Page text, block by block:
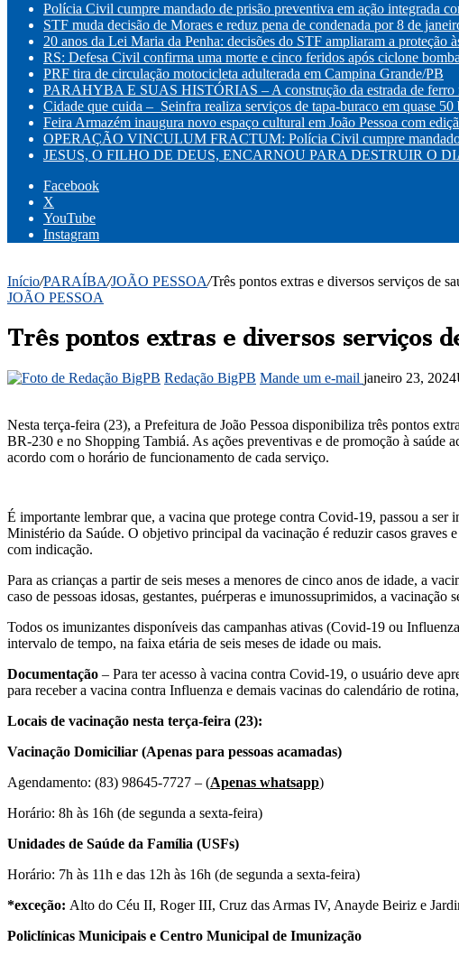
Polícia Civil cumpre mandado de prisão preventiva em ação integrada
STF muda decisão de Moraes e reduz pena de condenada por 8 de
20 anos da Lei Maria da Penha: decisões do STF ampliaram a proteção
RS: Defesa Civil confirma uma morte e cinco feridos após ciclone bomba
PRF tira de circulação motocicleta adulterada em Campina Grande/PB
PARAHYBA E SUAS HISTÓRIAS – A construção da estrada de ferro
Cidade que cuida – Seinfra realiza serviços de tapa-buraco em quase 50
Feira Armazém inaugura novo espaço cultural em João Pessoa com
OPERAÇÃO VINCULUM FRACTUM: Polícia Civil cumpre
JESUS, O FILHO DE DEUS, ENCARNOU PARA DESTRUIR O
Facebook
X
YouTube
Instagram
Início/PARAÍBA/JOÃO PESSOA/Três pontos extras e diversos serviços de
JOÃO PESSOA
Três pontos extras e diversos serviços
Redação BigPB Mande um e-mail janeiro 23, 2024
Nesta terça-feira (23), a Prefeitura de João Pessoa disponibiliza três pontos
BR-230 e no Shopping Tambiá. As ações preventivas e de promoção à saúde
acordo com o horário de funcionamento de cada serviço.
É importante lembrar que, a vacina que protege contra Covid-19, passou a
Ministério da Saúde. O objetivo principal da vacinação é reduzir casos graves
com indicação.
Para as crianças a partir de seis meses a menores de cinco anos de idade, a
caso de pessoas idosas, gestantes, puérperas e imunossuprimidos, a vacinação
Todos os imunizantes disponíveis das campanhas ativas (Covid-19 ou
intervalo de tempo, na faixa etária de seis meses de idade ou mais.
Documentação – Para ter acesso à vacina contra Covid-19, o usuário deve
para receber a vacina contra Influenza e demais vacinas do calendário de
Locais de vacinação nesta terça-feira (23):
Vacinação Domiciliar (Apenas para pessoas acamadas)
Agendamento: (83) 98645-7727 – (Apenas whatsapp)
Horário: 8h às 16h (de segunda a sexta-feira)
Unidades de Saúde da Família (USFs)
Horário: 7h às 11h e das 12h às 16h (de segunda a sexta-feira)
*exceção: Alto do Céu II, Roger III, Cruz das Armas IV, Anayde Beiriz e
Policlínicas Municipais e Centro Municipal de Imunização